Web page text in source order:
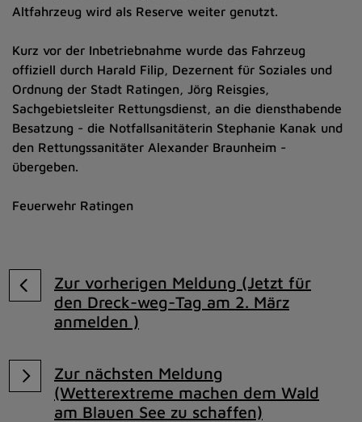
Altfahrzeug wird als Reserve weiter genutzt.
Kurz vor der Inbetriebnahme wurde das Fahrzeug
offiziell durch Harald Filip, Dezernent für Soziales und
Ordnung der Stadt Ratingen, Jörg Reisgies,
Sachgebietsleiter Rettungsdienst, an die diensthabende
Besatzung - die Notfallsanitäterin Stephanie Kanak und
den Rettungssanitäter Alexander Braunheim -
übergeben.
Feuerwehr Ratingen
Zur vorherigen Meldung (Jetzt für
den Dreck-weg-Tag am 2. März
anmelden )
Zur nächsten Meldung
(Wetterextreme machen dem Wald
am Blauen See zu schaffen)